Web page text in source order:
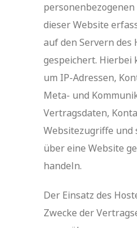
dieser Website
auf den Servern des
gespeichert. Hierbei
um IP-Adressen,
Meta- und
Vertragsdaten,
Websitezugriffe und
über eine Website
handeln.
Der Einsatz des
Zwecke der